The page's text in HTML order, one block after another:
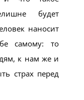
будет
наносит
самому: то
к нам же и
страх перед